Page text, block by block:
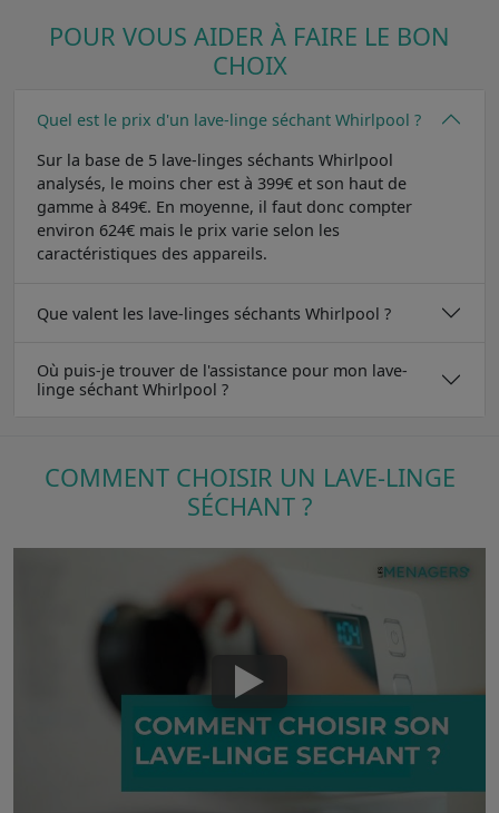
POUR VOUS AIDER À FAIRE LE BON
CHOIX
Quel est le prix d'un lave-linge séchant Whirlpool ?
Sur la base de 5 lave-linges séchants Whirlpool
analysés, le moins cher est à 399€ et son haut de
gamme à 849€. En moyenne, il faut donc compter
environ 624€ mais le prix varie selon les
caractéristiques des appareils.
Que valent les lave-linges séchants Whirlpool ?
Où puis-je trouver de l'assistance pour mon lave-
linge séchant Whirlpool ?
COMMENT CHOISIR UN LAVE-LINGE
SÉCHANT ?